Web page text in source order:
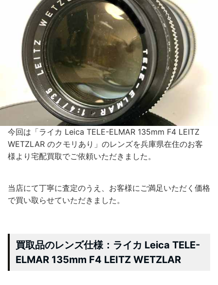
今回は「ライカ Leica TELE-ELMAR 135mm F4 LEITZ
WETZLAR のクモリあり」のレンズを兵庫県在住のお客
様より宅配買取でご依頼いただきました。
当店にて丁寧に査定のうえ、お客様にご満足いただく価格
で買い取らせていただきました。
買取品のレンズ仕様：ライカ Leica TELE-
ELMAR 135mm F4 LEITZ WETZLAR